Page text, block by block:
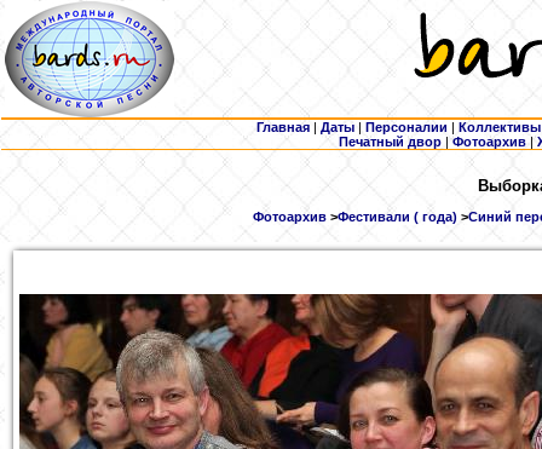
Главная | Даты | Персоналии | Коллективы
Печатный двор |Фотоархив |
Фотоархив >Фестивали ( года) >Синий